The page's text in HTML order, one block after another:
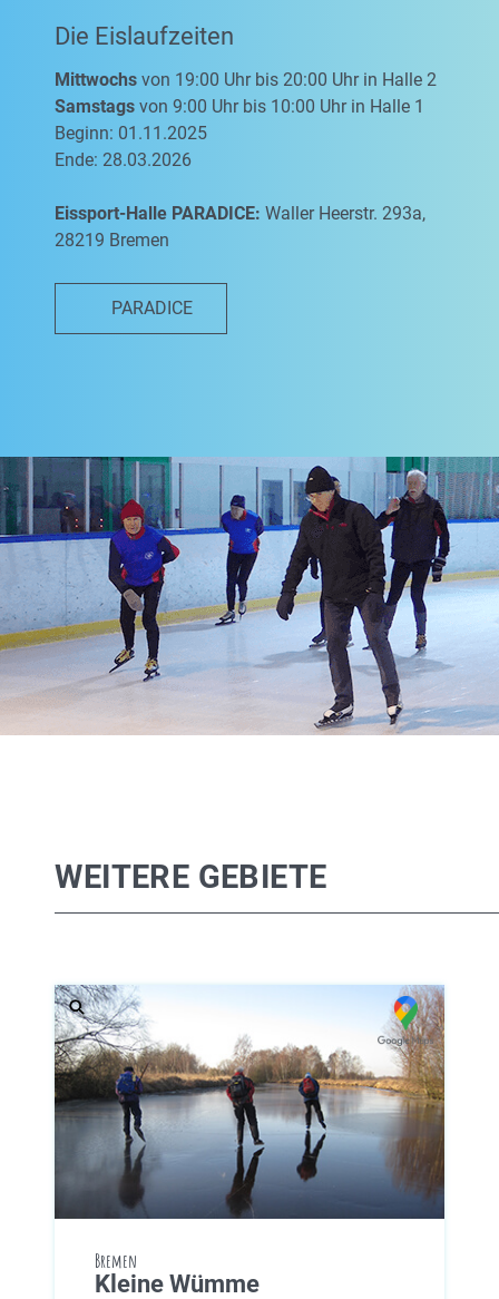
Die Eislaufzeiten
Mittwochs von 19:00 Uhr bis 20:00 Uhr in Halle 2
Samstags von 9:00 Uhr bis 10:00 Uhr in Halle 1
Beginn: 01.11.2025
Ende: 28.03.2026
Eissport-Halle PARADICE: Waller Heerstr. 293a,
28219 Bremen
PARADICE
WEITERE GEBIETE
Bremen
Kleine Wümme